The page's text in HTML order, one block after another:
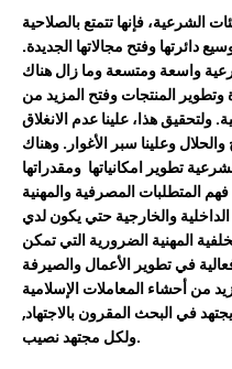
الشرعية، فإنها تتمتع بالصلاحية
دائرتها وفتح مجالاتها الجديدة.
واسعة ومتسعة وما زال هناك
وتطوير المنتجات وفتح المزيد من
ولتحقيق هذا، علينا عدم الانغلاق
وعلينا سبر الأغوار. وهناك
تطوير امكانياتها ومقدراتها
المتطلبات المصرفية والمهنية
والخارجية حتي يكون لدي
المهنية الضرورية التي تمكن
في تطوير الأعمال والصيرفة
من أحشاء المعاملات الإسلامية
في البحث المقرون بالاجتهاد,
ولكل مجتهد نصيب.